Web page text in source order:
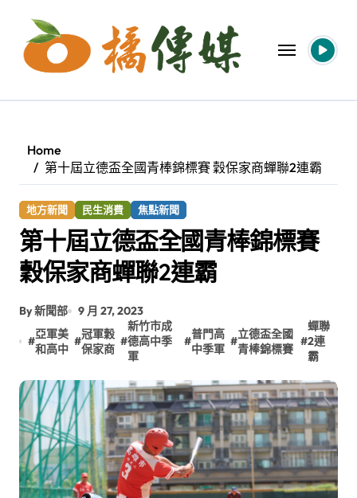
content
Home
第十屆立德盃全國青棒錦標賽 穀保家商蟬聯2連霸
地方新聞 民生消費 焦點新聞
第十屆立德盃全國青棒錦標賽
穀保家商蟬聯2連霸
By 新聞部 9 月 27, 2023
#
亞軍美
和高中
#
冠軍穀
保家商
#
新竹市成
德高中季
軍
#
普門高
中季軍
#
立德盃全國
青棒錦標賽
#
蟬聯
2連
霸